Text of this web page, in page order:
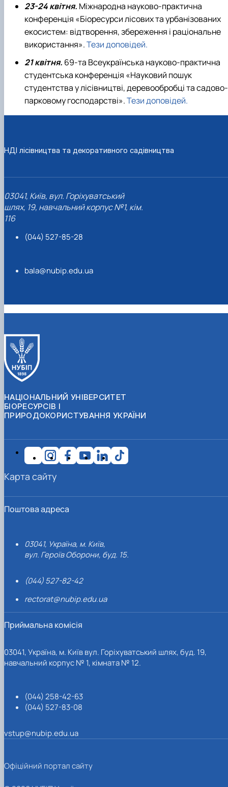
23-24 квітня. Міжнародна науково-практична
конференція «Біоресурси лісових та урбанізованих
екосистем: відтворення, збереження і раціональне
використання».Тези доповідей.
21 квітня. 69-та Всеукраїнська науково-практична
студентська конференція «Науковий пошук
студентства у лісівництві, деревообробці та садово-
парковому господарстві».Тези доповідей.
НДІ лісівництва та декоративного садівництва
03041, Київ, вул. Горіхуватський
шлях, 19, навчальний корпус №1, кім.
116
(044) 527-85-28
bala@nubip.edu.ua
НАЦІОНАЛЬНИЙ УНІВЕРСИТЕТ
БІОРЕСУРСІВ І
ПРИРОДОКОРИСТУВАННЯ УКРАЇНИ
Поштова адреса
03041, Україна, м. Київ,
вул. Героїв Оборони, буд. 15.
(044) 527-82-42
rectorat@nubip.edu.ua
Приймальна комісія
03041, Україна, м. Київ вул. Горіхуватський шлях, буд. 19,
навчальний корпус № 1, кімната № 12.
(044) 258-42-63
(044) 527-83-08
vstup@nubip.edu.ua
Карта сайту
Офіційний портал сайту